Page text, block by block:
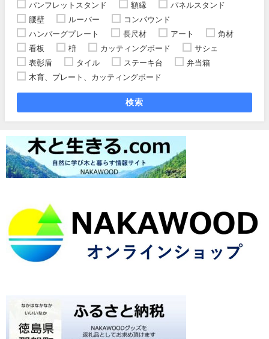
パンフレットスタンド
額縁
パネルスタンド
腰壁
ルーバー
コンパウンド
ハンバーグプレート
長尺材 アート
角材
看板
枡 カッティングボード
サシェ
表彰盾
タイル ステーキ台
弁当箱
木育、プレート、カッティングボード
検索